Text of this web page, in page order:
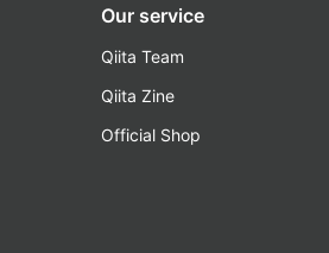
Our service
Qiita Team
Qiita Zine
Official Shop